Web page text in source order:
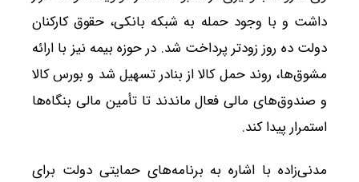
داشت و با وجود حمله به شبکه بانکی، حقوق کارکنان
دولت ده روز زودتر پرداخت شد. در حوزه بیمه نیز با ارائه
مشوق‌ها، روند حمل کالا از بنادر تسهیل شد و بورس کالا
و صندوق‌های مالی فعال ماندند تا تأمین مالی بنگاه‌ها
استمرار پیدا کند.
مدنی‌زاده با اشاره به برنامه‌های حمایتی دولت برای